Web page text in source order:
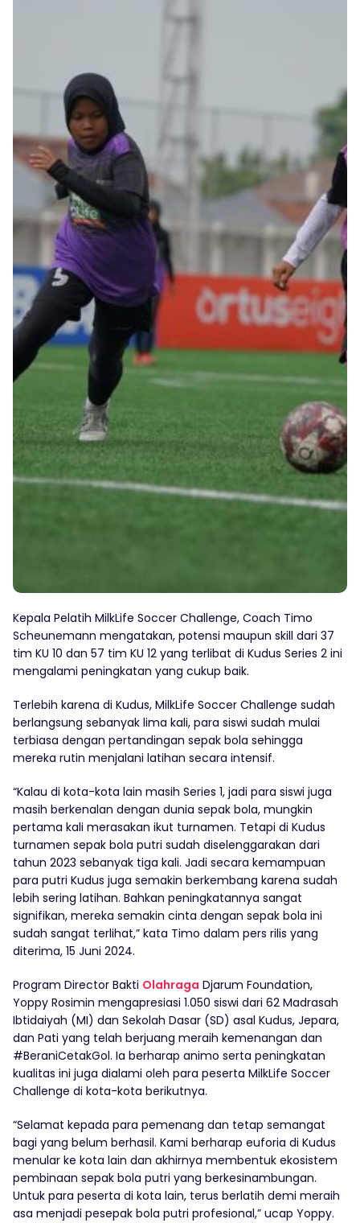
Kepala Pelatih MilkLife Soccer Challenge, Coach Timo
Scheunemann mengatakan, potensi maupun skill dari 37
tim KU 10 dan 57 tim KU 12 yang terlibat di Kudus Series 2 ini
mengalami peningkatan yang cukup baik.
Terlebih karena di Kudus, MilkLife Soccer Challenge sudah
berlangsung sebanyak lima kali, para siswi sudah mulai
terbiasa dengan pertandingan sepak bola sehingga
mereka rutin menjalani latihan secara intensif.
“Kalau di kota-kota lain masih Series 1, jadi para siswi juga
masih berkenalan dengan dunia sepak bola, mungkin
pertama kali merasakan ikut turnamen. Tetapi di Kudus
turnamen sepak bola putri sudah diselenggarakan dari
tahun 2023 sebanyak tiga kali. Jadi secara kemampuan
para putri Kudus juga semakin berkembang karena sudah
lebih sering latihan. Bahkan peningkatannya sangat
signifikan, mereka semakin cinta dengan sepak bola ini
sudah sangat terlihat,” kata Timo dalam pers rilis yang
diterima, 15 Juni 2024.
Program Director Bakti Olahraga Djarum Foundation,
Yoppy Rosimin mengapresiasi 1.050 siswi dari 62 Madrasah
Ibtidaiyah (MI) dan Sekolah Dasar (SD) asal Kudus, Jepara,
dan Pati yang telah berjuang meraih kemenangan dan
#BeraniCetakGol. Ia berharap animo serta peningkatan
kualitas ini juga dialami oleh para peserta MilkLife Soccer
Challenge di kota-kota berikutnya.
“Selamat kepada para pemenang dan tetap semangat
bagi yang belum berhasil. Kami berharap euforia di Kudus
menular ke kota lain dan akhirnya membentuk ekosistem
pembinaan sepak bola putri yang berkesinambungan.
Untuk para peserta di kota lain, terus berlatih demi meraih
asa menjadi pesepak bola putri profesional,” ucap Yoppy.